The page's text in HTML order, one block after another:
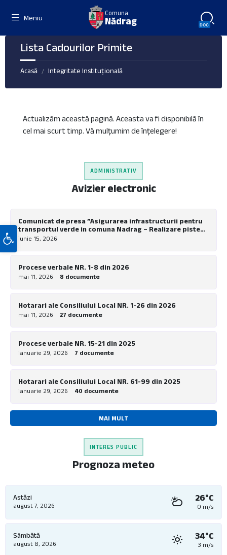
Deschide bara de unelte
Meniu
Comuna
Nădrag
Lista Cadourilor Primite
Acasă / Integritate Instituțională
Actualizăm această pagină. Aceasta va fi disponibilă în
cel mai scurt timp. Vă mulțumim de înțelegere!
ADMINISTRATIV
Avizier electronic
Comunicat de presa ”Asigurarea infrastructurii pentru
transportul verde in comuna Nadrag – Realizare piste
pentru biciclete la nivel local”
iunie 15, 2026
Procese verbale NR. 1-8 din 2026
mai 11, 2026 8 documente
Hotarari ale Consiliului Local NR. 1-26 din 2026
mai 11, 2026 27 documente
Procese verbale NR. 15-21 din 2025
ianuarie 29, 2026 7 documente
Hotarari ale Consiliului Local NR. 61-99 din 2025
ianuarie 29, 2026 40 documente
MAI MULT
INTERES PUBLIC
Prognoza meteo
Astăzi
august 7, 2026
26°C
0 m/s
Sâmbătă
august 8, 2026
34°C
3 m/s